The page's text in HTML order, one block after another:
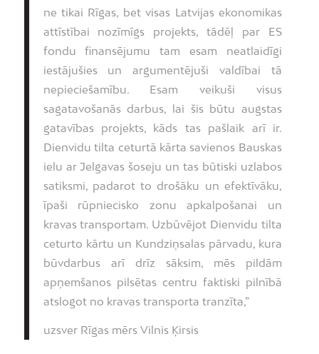
ne tikai Rīgas, bet visas Latvijas ekonomikas
attīstībai nozīmīgs projekts, tādēļ par ES
fondu finansējumu tam esam neatlaidīgi
iestājušies un argumentējuši valdībai tā
nepieciešamību. Esam veikuši visus
sagatavošanās darbus, lai šis būtu augstas
gatavības projekts, kāds tas pašlaik arī ir.
Dienvidu tilta ceturtā kārta savienos Bauskas
ielu ar Jelgavas šoseju un tas būtiski uzlabos
satiksmi, padarot to drošāku un efektīvāku,
īpaši rūpniecisko zonu apkalpošanai un
kravas transportam. Uzbūvējot Dienvidu tilta
ceturto kārtu un Kundziņsalas pārvadu, kura
būvdarbus arī drīz sāksim, mēs pildām
apņemšanos pilsētas centru faktiski pilnībā
atslogot no kravas transporta tranzīta,”
uzsver Rīgas mērs Vilnis Ķirsis